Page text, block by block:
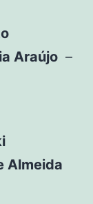
Araújo –
Almeida